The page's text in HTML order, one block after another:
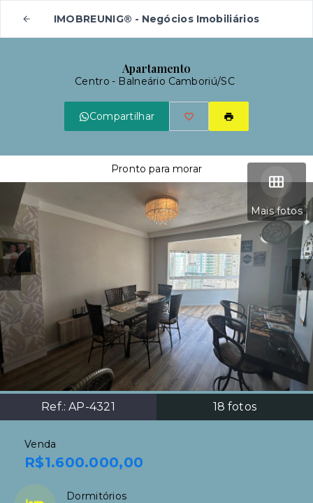
IMOBREUNIG® - Negócios Imobiliários
Apartamento
Centro - Balneário Camboriú/SC
Compartilhar
Mais fotos
Ref.: AP-4321 18 fotos
Pronto para morar
Venda
R$1.600.000,00
Dormitórios